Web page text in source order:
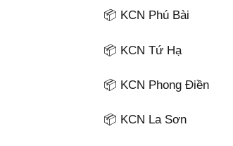
📦 KCN Phú Bài
📦 KCN Tứ Hạ
📦 KCN Phong Điền
📦 KCN La Sơn